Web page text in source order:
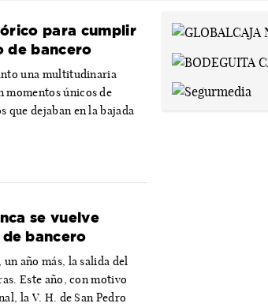
para cumplir
de bancero
una multitudinaria
momentos únicos de
que dejaban en la bajada
se vuelve
bancero
año más, la salida del
Este año, con motivo
la V. H. de San Pedro